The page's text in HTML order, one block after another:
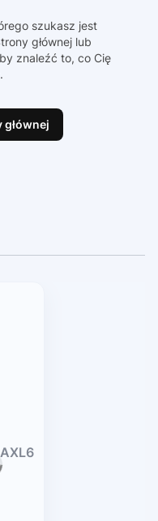
szukasz jest
głównej lub
znaleźć to, co Cię
głównej